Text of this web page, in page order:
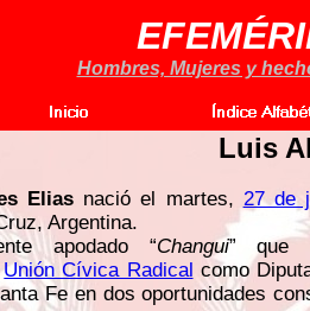
Hombres, Mujeres y
Luis
Elias nació el martes, 27 de
Argentina.
apodado “Changui” que
Unión Cívica Radical como
Fe en dos oportunidades